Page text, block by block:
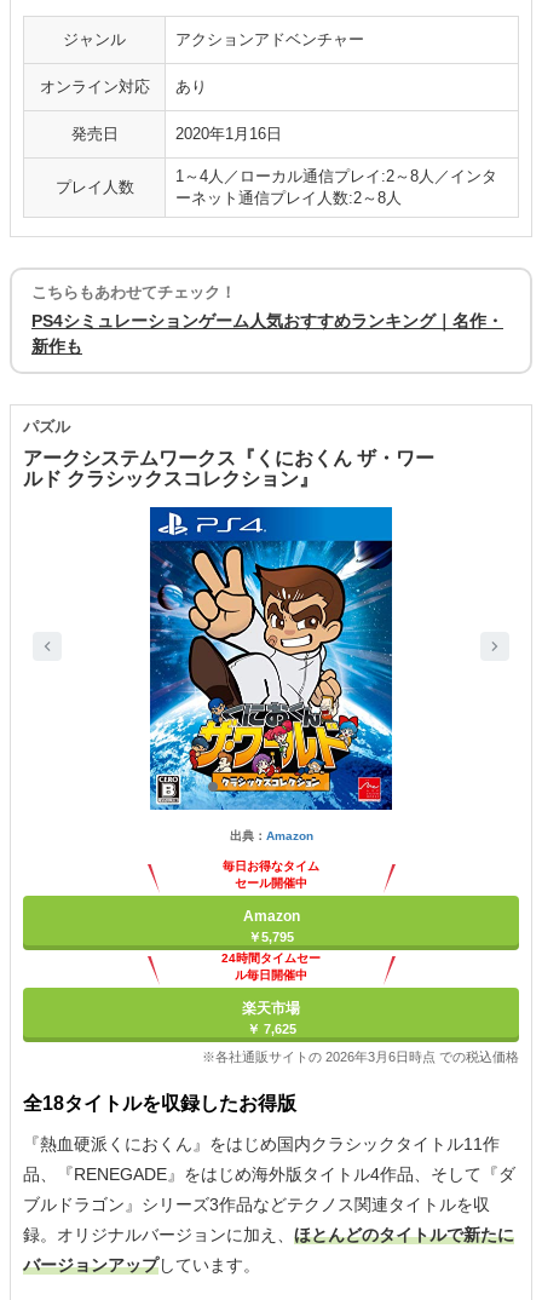
ジャンル アクションアドベンチャー
オンライン対応 あり
発売日 2020年1月16日
プレイ人数
1～4人／ローカル通信プレイ:2～8人／インタ
ーネット通信プレイ人数:2～8人
こちらもあわせてチェック！
PS4シミュレーションゲーム人気おすすめランキング｜名作・
新作も
アークシステムワークス『くにおくん ザ・ワー
ルド クラシックスコレクション』
パズル
出典： Amazon
毎日お得なタイム
セール開催中
Amazon
￥5,795
24時間タイムセー
ル毎日開催中
楽天市場
￥ 7,625
※各社通販サイトの 2026年3月6日時点 での税込価格
全18タイトルを収録したお得版
『熱血硬派くにおくん』をはじめ国内クラシックタイトル11作
品、『RENEGADE』をはじめ海外版タイトル4作品、そして『ダ
ブルドラゴン』シリーズ3作品などテクノス関連タイトルを収
録。オリジナルバージョンに加え、 ほとんどのタイトルで新たに
バージョンアップしています。